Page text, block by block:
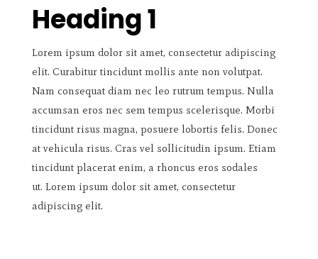
Heading 1
Lorem ipsum dolor sit amet, consectetur adipiscing
elit. Curabitur tincidunt mollis ante non volutpat.
Nam consequat diam nec leo rutrum tempus. Nulla
accumsan eros nec sem tempus scelerisque. Morbi
tincidunt risus magna, posuere lobortis felis. Donec
at vehicula risus. Cras vel sollicitudin ipsum. Etiam
tincidunt placerat enim, a rhoncus eros sodales
ut. Lorem ipsum dolor sit amet, consectetur
adipiscing elit.